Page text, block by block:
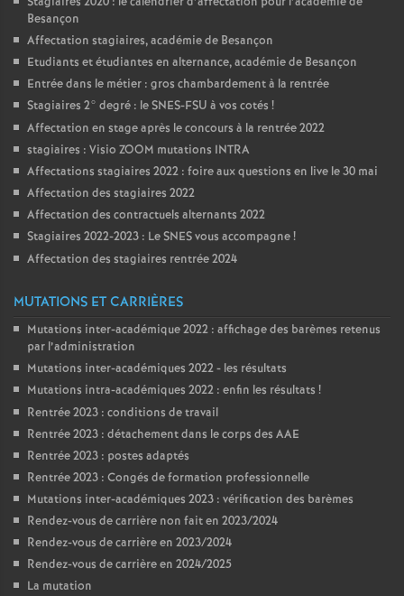
o
u
r
s
Besançon
Affectation stagiaires, académie de Besançon
Etudiants et étudiantes en alternance, académie de Besançon
Entrée dans le métier : gros chambardement à la rentrée
Stagiaires 2° degré : le SNES-FSU à vos cotés !
Affectation en stage après le concours à la rentrée 2022
stagiaires : Visio ZOOM mutations INTRA
Affectations stagiaires 2022 : foire aux questions en live le 30 mai
Affectation des stagiaires 2022
Affectation des contractuels alternants 2022
Stagiaires 2022-2023 : Le SNES vous accompagne!
Affectation des stagiaires rentrée 2024
MUTATIONS ET CARRIÈRES
Mutations inter-académique 2022 : affichage des barèmes retenus
par l’administration
Mutations inter-académiques 2022 - les résultats
Mutations intra-académiques 2022 : enfin les résultats !
Rentrée 2023 : conditions de travail
Rentrée 2023 : détachement dans le corps des AAE
Rentrée 2023 : postes adaptés
Rentrée 2023 : Congés de formation professionnelle
Mutations inter-académiques 2023 : vérification des barèmes
Rendez-vous de carrière non fait en 2023/2024
Rendez-vous de carrière en 2023/2024
Rendez-vous de carrière en 2024/2025
La mutation